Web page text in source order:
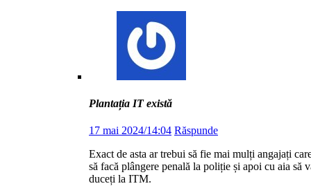
Plantația IT există
17 mai 2024/14:04 Răspunde
Exact de asta ar trebui să fie mai mulți angajați
să facă plângere penală la poliție și apoi cu aia să
duceți la ITM.